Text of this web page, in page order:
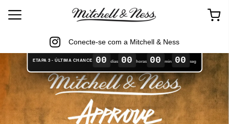
Conecte-se com a Mitchell & Ness
ETAPA 3 - ÚLTIMA CHANCE 00 dias 00 horas 00 min 00 seg